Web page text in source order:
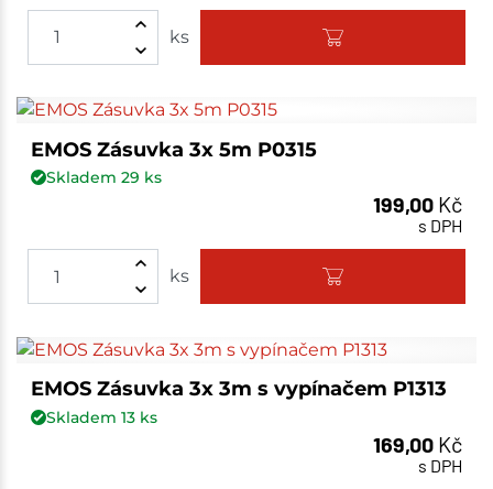
ks
EMOS Zásuvka 3x 5m P0315
Skladem 29 ks
199,00 Kč
s DPH
ks
EMOS Zásuvka 3x 3m s vypínačem P1313
Skladem 13ks
169,00 Kč
s DPH